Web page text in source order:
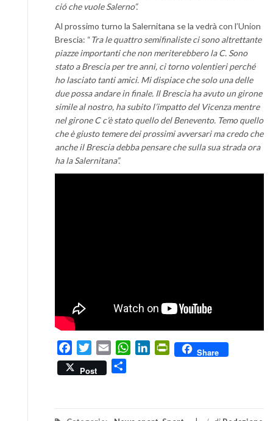
ció che vuole Salerno”.
Al prossimo turno la Salernitana se la vedrà con l’Union
Brescia: “Tra le quattro semifinaliste ci sono altrettante
piazze importanti che non meriterebbero la C. Sono
stato a Brescia per tre anni, ci torno volentieri perché
ho lasciato tanti amici. Mi dispiace che solo una delle
due possa andare in finale. Il Brescia ha avuto un girone
simile al nostro, ha subito l’impatto del Vicenza mentre
nel girone C c’è stato quello del Benevento. Temo quello
che è giusto temere dei prossimi avversari ma credo che
anche il Brescia debba pensare che sulla sua strada ora
ha la Salernitana”.
FacebookTwitterEmail WhatsApp
LinkedInPrintFriendly
Share
Post